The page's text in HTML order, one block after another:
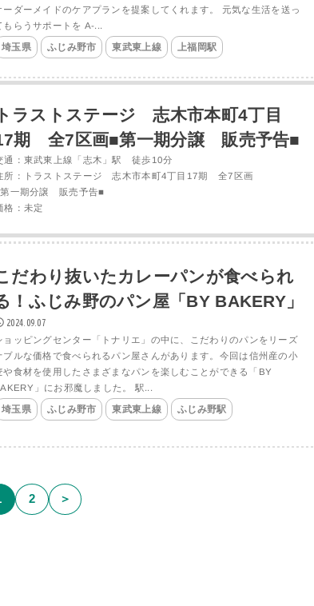
ーダーメイドのケアプランを提案してくれます。 元気な生活を送っ
もらうサポートを A-...
埼玉県 ふじみ野市 東武東上線 上福岡駅
ラストステージ 志木市本町4丁目
期 全7区画■第一期分譲 販売予告■
通：東武東上線「志木」駅 徒歩10分
所：トラストステージ 志木市本町4丁目17期 全7区画
一期分譲 販売予告■
格：未定
だわり抜いたカレーパンが食べられ
！ふじみ野のパン屋「BY BAKERY」
2024.09.07
ョッピングセンター「トナリエ」の中に、こだわりのパンをリーズ
ブルな価格で食べられるパン屋さんがあります。今回は信州産の小
や食材を使用したさまざまなパンを楽しむことができる「BY
」にお邪魔しました。 駅...
埼玉県 ふじみ野市 東武東上線 ふじみ野駅
2 ＞